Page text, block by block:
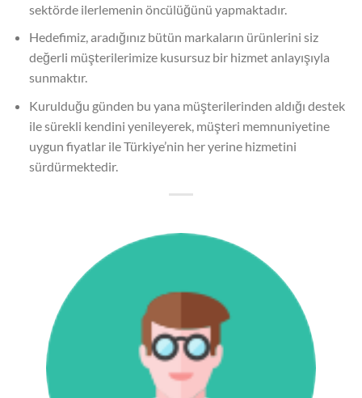
sektörde ilerlemenin öncülüğünü yapmaktadır.
Hedefimiz, aradığınız bütün markaların ürünlerini siz
değerli müşterilerimize kusursuz bir hizmet anlayışıyla
sunmaktır.
Kurulduğu günden bu yana müşterilerinden aldığı destek
ile sürekli kendini yenileyerek, müşteri memnuniyetine
uygun fiyatlar ile Türkiye’nin her yerine hizmetini
sürdürmektedir.